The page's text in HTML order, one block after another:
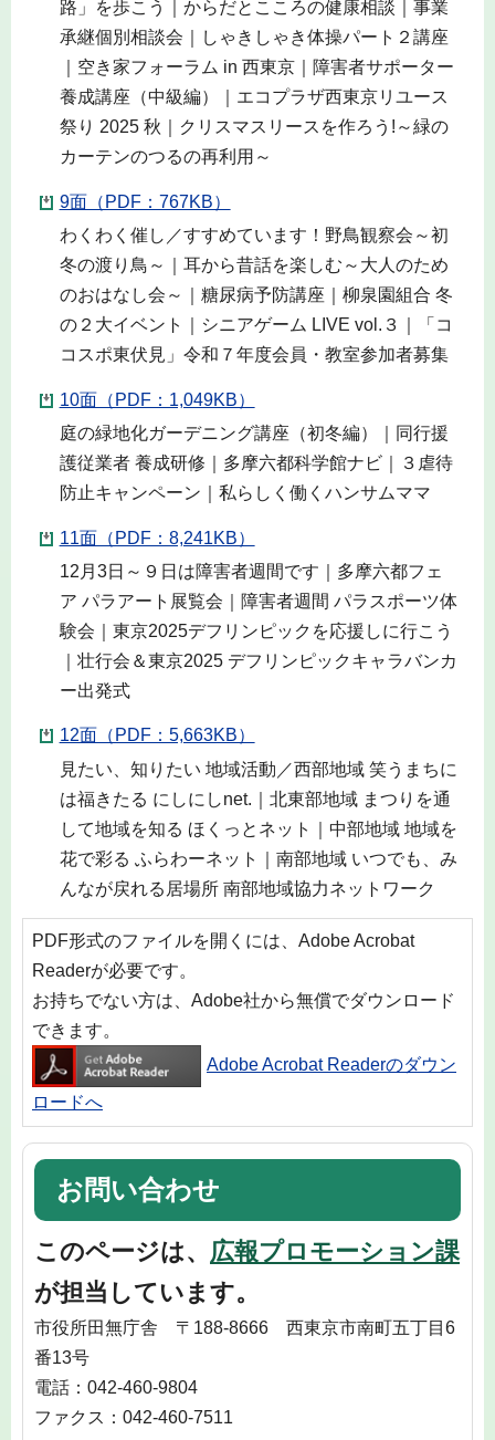
路」を歩こう｜からだとこころの健康相談｜事業
承継個別相談会｜しゃきしゃき体操パート２講座
｜空き家フォーラム in 西東京｜障害者サポーター
養成講座（中級編）｜エコプラザ西東京リユース
祭り 2025 秋｜クリスマスリースを作ろう!～緑の
カーテンのつるの再利用～
9面（PDF：767KB）
わくわく催し／すすめています！野鳥観察会～初
冬の渡り鳥～｜耳から昔話を楽しむ～大人のため
のおはなし会～｜糖尿病予防講座｜柳泉園組合 冬
の２大イベント｜シニアゲーム LIVE vol.３｜「コ
コスポ東伏見」令和７年度会員・教室参加者募集
10面（PDF：1,049KB）
庭の緑地化ガーデニング講座（初冬編）｜同行援
護従業者 養成研修｜多摩六都科学館ナビ｜３虐待
防止キャンペーン｜私らしく働くハンサムママ
11面（PDF：8,241KB）
12月3日～９日は障害者週間です｜多摩六都フェ
ア パラアート展覧会｜障害者週間 パラスポーツ体
験会｜東京2025デフリンピックを応援しに行こう
｜壮行会＆東京2025 デフリンピックキャラバンカ
ー出発式
12面（PDF：5,663KB）
見たい、知りたい 地域活動／西部地域 笑うまちに
は福きたる にしにしnet.｜北東部地域 まつりを通
して地域を知る ほくっとネット｜中部地域 地域を
花で彩る ふらわーネット｜南部地域 いつでも、み
んなが戻れる居場所 南部地域協力ネットワーク
PDF形式のファイルを開くには、Adobe Acrobat
Readerが必要です。
お持ちでない方は、Adobe社から無償でダウンロード
できます。
Adobe Acrobat Readerのダウン
ロードへ
お問い合わせ
このページは、 広報プロモーション課
が担当しています。
市役所田無庁舎 〒188-8666 西東京市南町五丁目6
番13号
電話：042-460-9804
ファクス：042-460-7511